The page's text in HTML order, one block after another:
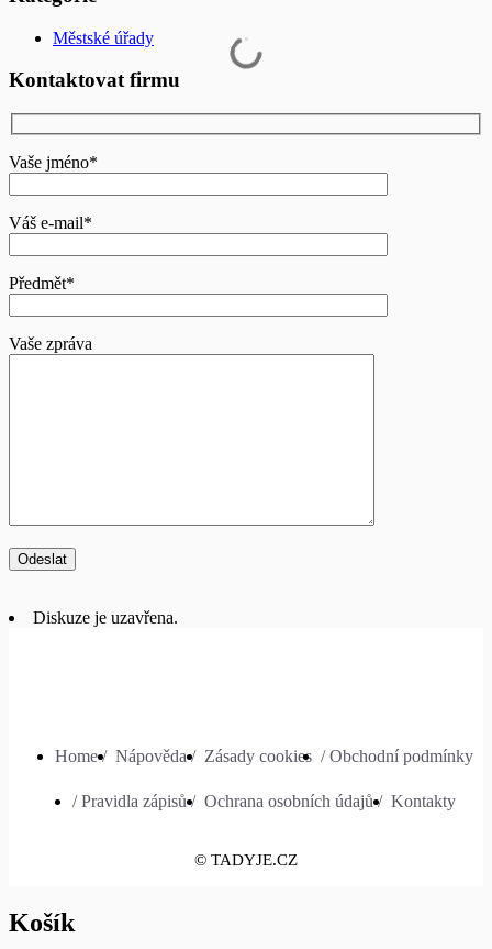
Městské úřady
Kontaktovat firmu
Vaše jméno*
Váš e-mail*
Předmět*
Vaše zpráva
Diskuze je uzavřena.
Home / Nápověda / Zásady cookies / Obchodní podmínky
/ Pravidla zápisů / Ochrana osobních údajů / Kontakty
© TADYJE.CZ
Košík